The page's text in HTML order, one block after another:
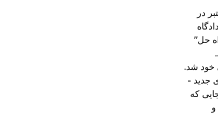
در
حل"
.
خود شد.
جدید -
که